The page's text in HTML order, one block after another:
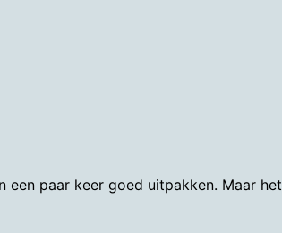
paar keer goed uitpakken. Maar